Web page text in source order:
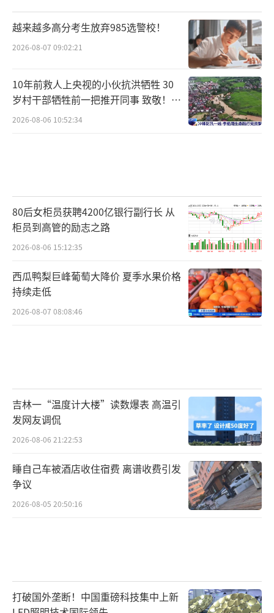
越来越多高分考生放弃985选警校！
2026-08-07 09:02:21
10年前救人上央视的小伙抗洪牺牲 30
岁村干部牺牲前一把推开同事 致敬！送
别！
2026-08-06 10:52:34
80后女柜员获聘4200亿银行副行长 从
柜员到高管的励志之路
2026-08-06 15:12:35
西瓜鸭梨巨峰葡萄大降价 夏季水果价格
持续走低
2026-08-07 08:08:46
吉林一“温度计大楼”读数爆表 高温引
发网友调侃
2026-08-06 21:22:53
睡自己车被酒店收住宿费 离谱收费引发
争议
2026-08-05 20:50:16
打破国外垄断！中国重磅科技集中上新